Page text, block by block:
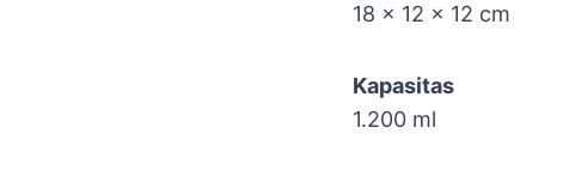
18 x 12 x 12 cm
Kapasitas
1.200 ml